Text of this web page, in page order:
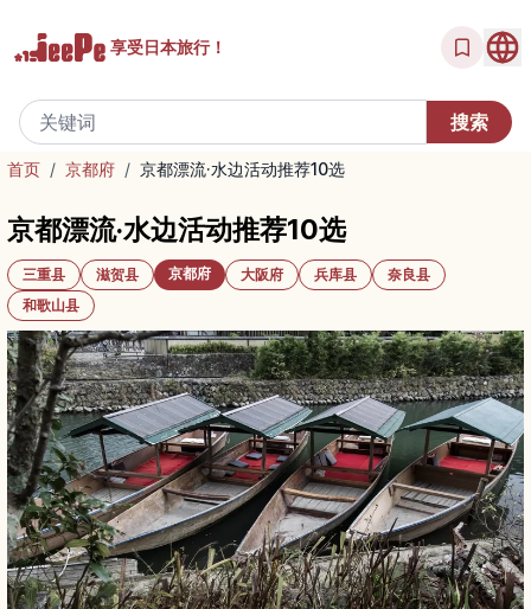
享受日本旅行！
首页 / 京都府 / 京都漂流·水边活动推荐10选
京都漂流·水边活动推荐10选
三重县 滋贺县 京都府 大阪府 兵库县
奈良县
和歌山县